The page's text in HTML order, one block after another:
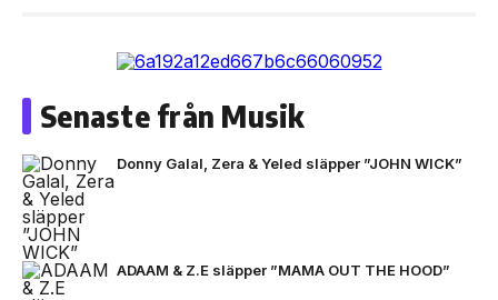
Senaste från Musik
Donny Galal, Zera & Yeled släpper ”JOHN WICK”
ADAAM & Z.E släpper ”MAMA OUT THE HOOD”